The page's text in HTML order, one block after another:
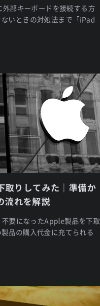
部キーボードを接続する方
いときの対処法まで「iPad
りしてみた｜準備か
流れを解説
要になったApple製品を下取
品の購入代金に充てられる